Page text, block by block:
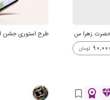
زهرا س
تومان
طرح استوری جشن
workspace_premium
bookmark_border